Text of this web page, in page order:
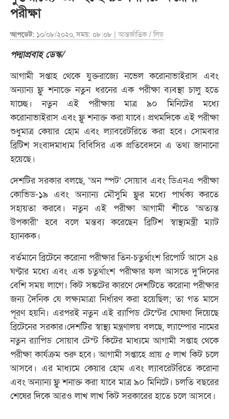
পরীক্ষা
আপডেট: ১০/০৮/২০২০, সময়: ০৮:০৮ |আন্তর্জাতিক /লিড
পদ্মাপ্রবাহ ডেস্ক/
আগামী সপ্তাহ থেকে যুক্তরাজ্যে নভেল করোনাভাইরাস এবং
অন্যান্য ফ্লু শনাক্তে নতুন ধরনের এক পরীক্ষা ব্যবস্থা চালু হতে
যাচ্ছে। নতুন এই পরীক্ষায় মাত্র ৯০ মিনিটের মধ্যে
করোনাভাইরাস এবং ফ্লু শনাক্ত করা যাবে। প্রথমদিকে এই পরীক্ষা
শুধুমাত্র কেয়ার হোম এবং ল্যাবরেটরিতে করা হবে। সোমবার
ব্রিটিশ সংবাদমাধ্যম বিবিসির এক প্রতিবেদনে এ তথ্য জানানো
হয়েছে।
দেশটির সরকার বলছে, ‘অন স্পট’ সোয়াব এবং ডিএনএ পরীক্ষা
কোভিড-১৯ এবং অন্যান্য মৌসুমি ফ্লুর মধ্যে পার্থক্য করতে
সহায়তা করবে। নতুন এই পরীক্ষা আগামী শীতে ‘অত্যন্ত
উপকারী’ হবে বলে মন্তব্য করেছেন ব্রিটিশ স্বাস্থ্যমন্ত্রী ম্যাট
হ্যানকক।
বর্তমানে ব্রিটেনে করোনা পরীক্ষার তিন-চতুর্থাংশ রিপোর্ট আসে ২৪
ঘণ্টার মধ্যে এবং এক চতুর্থাংশ পরীক্ষার ফল আসতে দু’দিনের
বেশি সময় লাগে। কিট সঙ্কটের কারণে দেশটিতে করোনা পরীক্ষার
জন্য দৈনিক যে লক্ষ্যমাত্রা নির্ধারণ করা হয়েছিল; তা গত মাসে
পূরণ হয়নি। এরপরই নতুন এই র‌্যাপিড টেস্টের ঘোষণা দিয়েছে
ব্রিটেনের সরকার।দেশটির স্বাস্থ্য মন্ত্রণালয় বলছে, ল্যাম্পোর নামের
নতুন র‌্যাপিড সোয়াব টেস্ট কিটের মাধ্যমে আগামী সপ্তাহ থেকে
পরীক্ষা কার্যক্রম শুরু হবে। আগামী সপ্তাহে প্রায় ৫ লাখ কিট চলে
আসবে। এর মাধ্যমে কেয়ার হোম এবং ল্যাবরেটরিতে করোনা
এবং অন্যান্য ফ্লু শনাক্ত করা যাবে মাত্র ৯০ মিনিটে। চলতি বছরের
শেষের দিকে আরও লাখ লাখ কিট সরকারের হাতে চলে আসবে।